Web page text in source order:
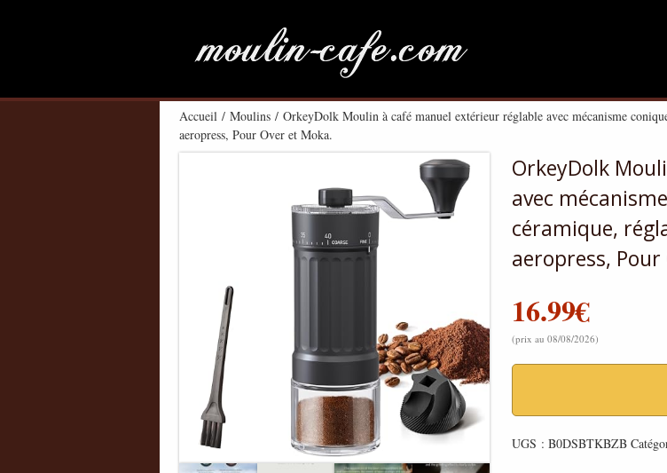
Accueil / Moulins / OrkeyDolk Moulin à café manuel extérieur réglable avec mécanisme
aeropress, Pour Over et Moka.
OrkeyDolk
avec
céramique,
aeropress,
16.99€
(prix au 08/08/2026)
UGS : B0DSBTKBZB